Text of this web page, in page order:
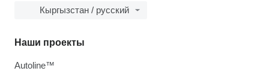
Кыргызстан / русский
Наши проекты
Autoline™